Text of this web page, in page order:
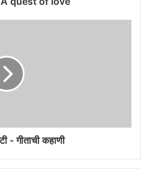
- गीताची कहाणी